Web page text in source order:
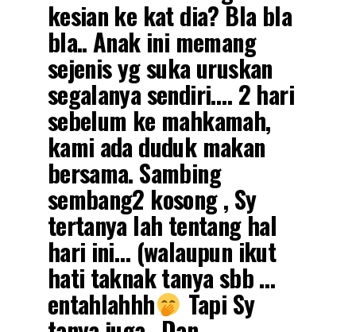
kesian ke kat dia? Bla bla
bla.. Anak ini memang
sejenis yg suka uruskan
segalanya sendiri…. 2 hari
sebelum ke mahkamah,
kami ada duduk makan
bersama. Sambing
sembang2 kosong , Sy
tertanya lah tentang hal
hari ini… (walaupun ikut
hati taknak tanya sbb …
entahlahhh Tapi Sy